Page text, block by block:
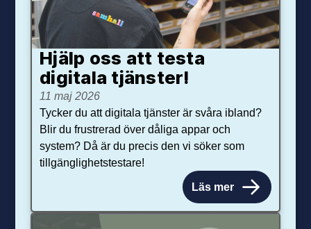
Hjälp oss att testa
digitala tjänster!
11 maj 2026
Tycker du att digitala tjänster är svåra ibland?
Blir du frustrerad över dåliga appar och
system? Då är du precis den vi söker som
tillgänglighetstestare!
Läs mer